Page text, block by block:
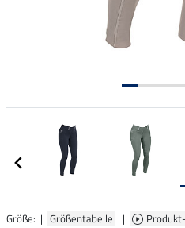
Größe: | Größentabelle |